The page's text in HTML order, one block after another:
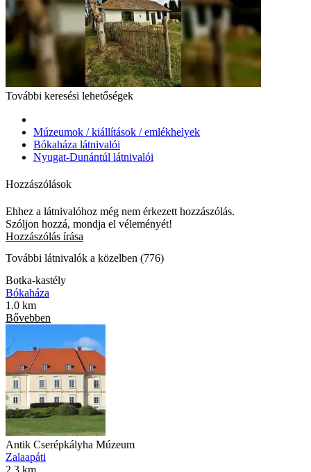
További keresési lehetőségek
Múzeumok / kiállítások / emlékhelyek
Bókaháza látnivalói
Nyugat-Dunántúl látnivalói
Hozzászólások
Ehhez a látnivalóhoz még nem érkezett hozzászólás.
Szóljon hozzá, mondja el véleményét!
Hozzászólás írása
További látnivalók a közelben (776)
Botka-kastély
Bókaháza
1.0 km
Bővebben
Antik Cserépkályha Múzeum
Zalaapáti
2.3 km